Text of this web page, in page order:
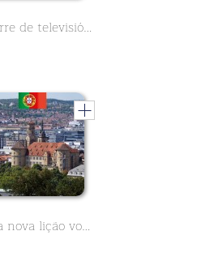
La torre de televisión de Stuttgarter, aprende todo lo importante sobre su historia. La primera torre de televisión alemana.
Nesta nova lição você vai aprender tudo sobre a história da Stiftskirche em Stuttgart. Ele está localizado no coração da cidade e ao lado do Palácio Velho em Schillerplatz. Na época do Natal você vai encontrar o mercado de Natal aqui.